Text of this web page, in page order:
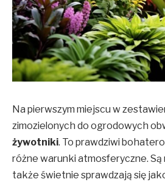
Na pierwszym miejscu w
zimozielonych do ogrodowych
żywotniki. To prawdziwi
różne warunki atmosferyczne. Są
także świetnie sprawdzają się